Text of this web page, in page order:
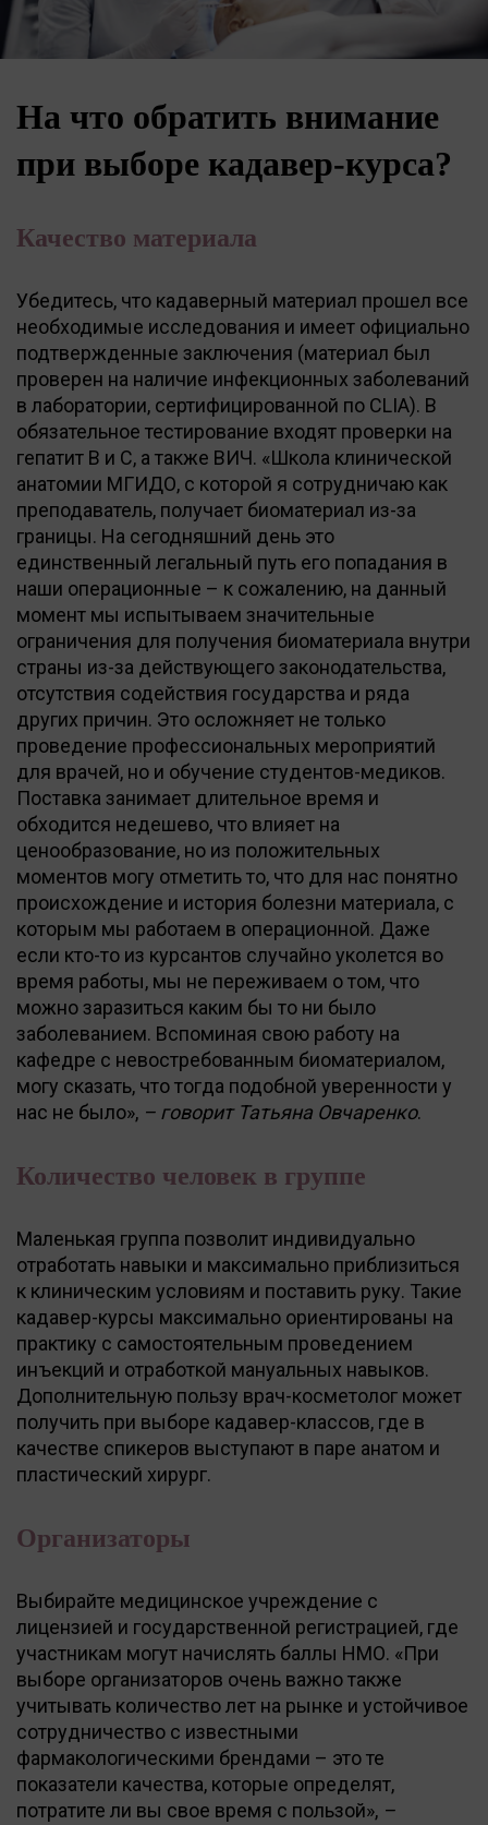
На что обратить внимание
при выборе кадавер-курса?
Качество материала
Убедитесь, что кадаверный материал прошел все
необходимые исследования и имеет официально
подтвержденные заключения (материал был
проверен на наличие инфекционных заболеваний
в лаборатории, сертифицированной по CLIA). В
обязательное тестирование входят проверки на
гепатит В и С, а также ВИЧ. «Школа клинической
анатомии МГИДО, с которой я сотрудничаю как
преподаватель, получает биоматериал из-за
границы. На сегодняшний день это
единственный легальный путь его попадания в
наши операционные – к сожалению, на данный
момент мы испытываем значительные
ограничения для получения биоматериала внутри
страны из-за действующего законодательства,
отсутствия содействия государства и ряда
других причин. Это осложняет не только
проведение профессиональных мероприятий
для врачей, но и обучение студентов-медиков.
Поставка занимает длительное время и
обходится недешево, что влияет на
ценообразование, но из положительных
моментов могу отметить то, что для нас понятно
происхождение и история болезни материала, с
которым мы работаем в операционной. Даже
если кто-то из курсантов случайно уколется во
время работы, мы не переживаем о том, что
можно заразиться каким бы то ни было
заболеванием. Вспоминая свою работу на
кафедре с невостребованным биоматериалом,
могу сказать, что тогда подобной уверенности у
нас не было», – говорит Татьяна Овчаренко.
Количество человек в группе
Маленькая группа позволит индивидуально
отработать навыки и максимально приблизиться
к клиническим условиям и поставить руку. Такие
кадавер-курсы максимально ориентированы на
практику с самостоятельным проведением
инъекций и отработкой мануальных навыков.
Дополнительную пользу врач-косметолог может
получить при выборе кадавер-классов, где в
качестве спикеров выступают в паре анатом и
пластический хирург.
Организаторы
Выбирайте медицинское учреждение с
лицензией и государственной регистрацией, где
участникам могут начислять баллы НМО. «При
выборе организаторов очень важно также
учитывать количество лет на рынке и устойчивое
сотрудничество с известными
фармакологическими брендами – это те
показатели качества, которые определят,
потратите ли вы свое время с пользой», –